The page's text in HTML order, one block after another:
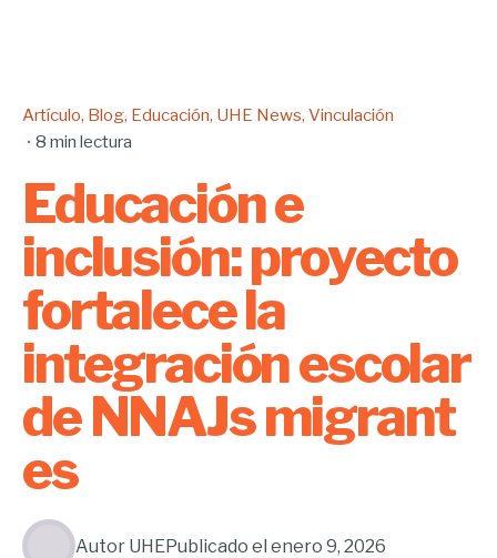
Artículo Blog Educación UHE News Vinculación
8 min lectura
Educación e
inclusión: proyecto
fortalece la
integración escolar
de NNAJs migrant
es
Autor UHEPublicado el enero 9, 2026